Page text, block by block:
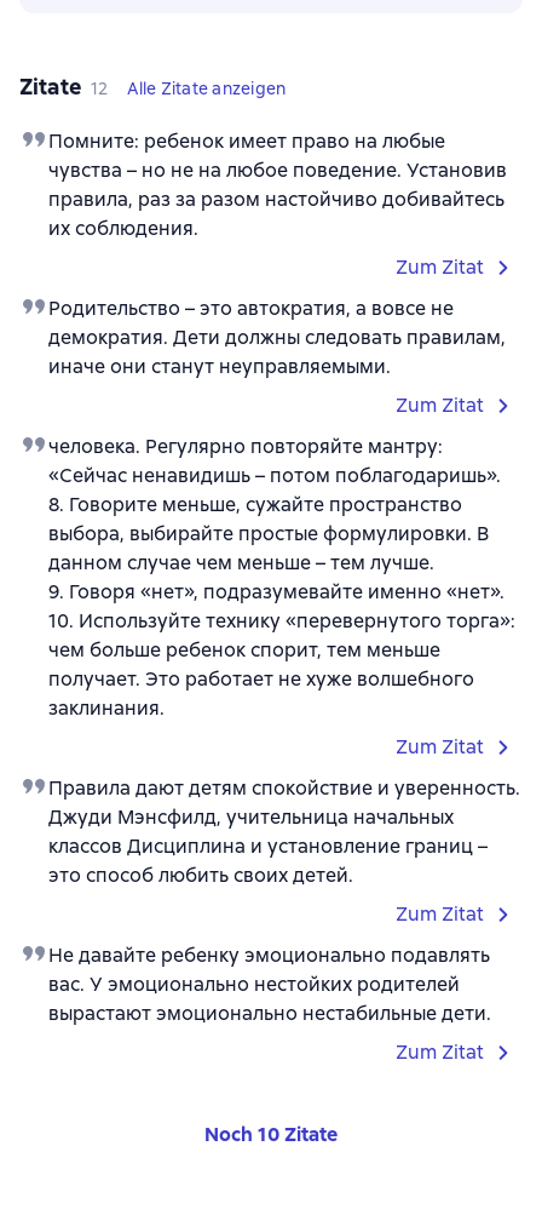
Zitate 12 Alle Zitate anzeigen
Помните: ребенок имеет право на любые
чувства – но не на любое поведение. Установив
правила, раз за разом настойчиво добивайтесь
их соблюдения.
Zum Zitat
Родительство – это автократия, а вовсе не
демократия. Дети должны следовать правилам,
иначе они станут неуправляемыми.
Zum Zitat
человека. Регулярно повторяйте мантру:
«Сейчас ненавидишь – потом поблагодаришь».
8. Говорите меньше, сужайте пространство
выбора, выбирайте простые формулировки. В
данном случае чем меньше – тем лучше.
9. Говоря «нет», подразумевайте именно «нет».
10. Используйте технику «перевернутого торга»:
чем больше ребенок спорит, тем меньше
получает. Это работает не хуже волшебного
заклинания.
Zum Zitat
Правила дают детям спокойствие и уверенность.
Джуди Мэнсфилд, учительница начальных
классов Дисциплина и установление границ –
это способ любить своих детей.
Zum Zitat
Не давайте ребенку эмоционально подавлять
вас. У эмоционально нестойких родителей
вырастают эмоционально нестабильные дети.
Zum Zitat
Noch 10 Zitate